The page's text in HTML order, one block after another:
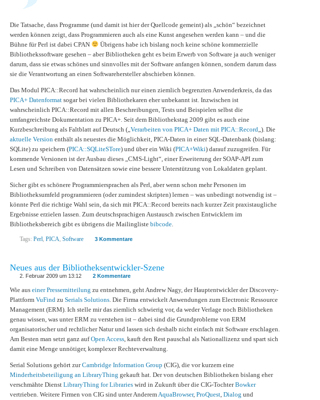
Die Tatsache, dass Programme (und damit ist hier der Quellcode gemeint) als „schön“ bezeichnet
werden können zeigt, dass Programmieren auch als eine Kunst angesehen werden kann – und die
Bühne für Perl ist dabei CPAN
Übrigens habe ich bislang noch keine schöne kommerzielle
Bibliothekssoftware gesehen – aber Bibliotheken geht es beim Erwerb von Software ja auch weniger
darum, dass sie etwas schönes und sinnvolles mit der Software anfangen können, sondern darum dass
sie die Verantwortung an einen Softwarehersteller abschieben können.
Das Modul PICA::Record hat wahrscheinlich nur einen ziemlich begrenzten Anwenderkreis, da das
PICA+ Datenformat sogar bei vielen Bibliothekaren eher unbekannt ist. Inzwischen ist
wahrscheinlich PICA::Record mit allen Beschreibungen, Tests und Beispielen selbst die
umfangreichste Dokumentation zu PICA+. Seit dem Bibliothekstag 2009 gibt es auch eine
Kurzbeschreibung als Faltblatt auf Deutsch („Verarbeiten von PICA+ Daten mit PICA::Record„). Die
aktuelle Version enthält als neuestes die Möglichkeit, PICA-Daten in einer SQL-Datenbank (bislang:
SQLite) zu speichern (PICA::SQLiteSTore) und über ein Wiki (PICA+Wiki) darauf zuzugreifen. Für
kommende Versionen ist der Ausbau dieses „CMS-Light“, einer Erweiterung der SOAP-API zum
Lesen und Schreiben von Datensätzen sowie eine bessere Unterstützung von Lokaldaten geplant.
Sicher gibt es schönere Programmiersprachen als Perl, aber wenn schon mehr Personen im
Bibliotheksumfeld programmieren (oder zumindest skripten) lernen – was unbedingt notwendig ist –
könnte Perl die richtige Wahl sein, da sich mit PICA::Record bereits nach kurzer Zeit praxistaugliche
Ergebnisse erzielen lassen. Zum deutschsprachigen Austausch zwischen Entwicklern im
Bibliotheksbereich gibt es übrigens die Mailingliste bibcode.
Tags: Perl, PICA, Software 3 Kommentare
Neues aus der Bibliotheksentwickler-Szene
2. Februar 2009 um 13:12 2 Kommentare
Wie aus einer Pressemitteilung zu entnehmen, geht Andrew Nagy, der Hauptentwickler der Discovery-
Plattform VuFind zu Serials Solutions. Die Firma entwickelt Anwendungen zum Electronic Ressource
Management (ERM). Ich stelle mir das ziemlich schwierig vor, da weder Verlage noch Bibliotheken
genau wissen, was unter ERM zu verstehen ist – dabei sind die Grundprobleme von ERM
organisatorischer und rechtlicher Natur und lassen sich deshalb nicht einfach mit Software erschlagen.
Am Besten man setzt ganz aufOpen Access, kauft den Rest pauschal als Nationallizenz und spart sich
damit eine Menge unnötiger, komplexer Rechteverwaltung.
Serial Solutions gehört zurCambridge Information Group (CIG), die vor kurzem eine
Minderheitsbeteiligung an LibraryThing gekauft hat. Der von deutschen Bibliotheken bislang eher
verschmähte Dienst LibraryThing for Libraries wird in Zukunft über die CIG-TochterBowker
vertrieben. Weitere Firmen von CIG sind unter AnderemAquaBrowser, ProQuest, Dialog und